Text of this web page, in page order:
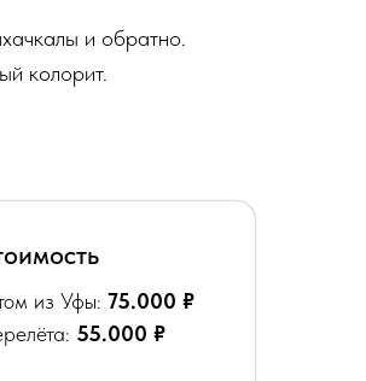
и обратно.
колорит.
из Уфы:75.000 ₽
55.000 ₽